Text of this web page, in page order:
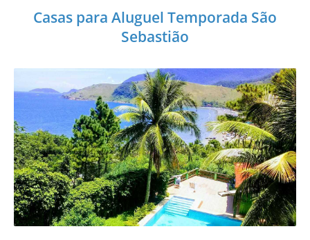
Casas para Aluguel Temporada São
Sebastião